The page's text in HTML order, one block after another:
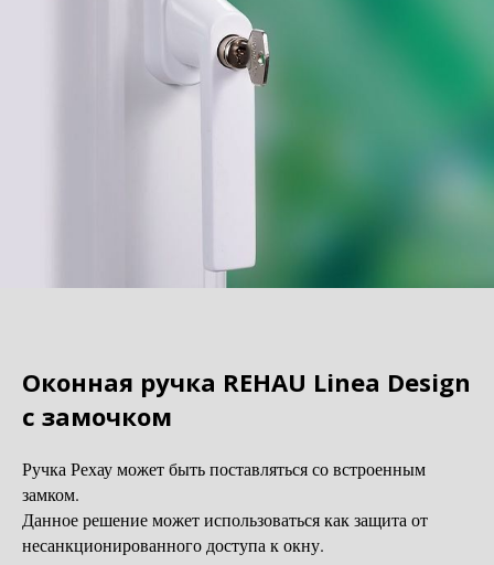
Оконная ручка REHAU Linea Design
с замочком
Ручка Рехау может быть поставляться со встроенным
замком.
Данное решение может использоваться как защита от
несанкционированного доступа к окну.